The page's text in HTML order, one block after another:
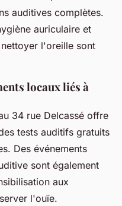
auditives complètes.
auriculaire et
l'oreille sont
locaux liés à
34 rue Delcassé offre
tests auditifs gratuits
Des événements
sont également
aux
l'ouïe.